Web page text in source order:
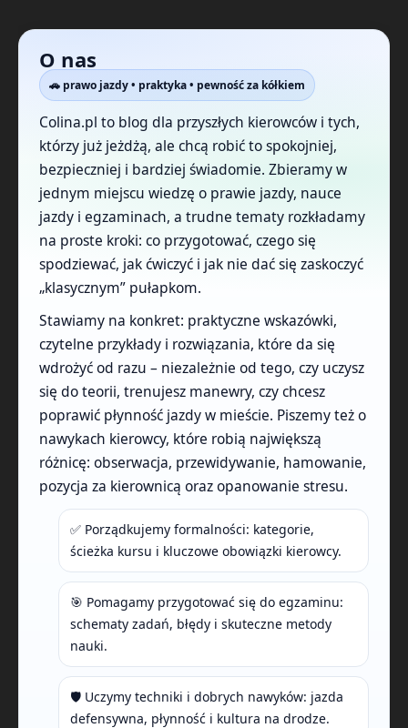
O nas
🚗 prawo jazdy • praktyka • pewność za kółkiem
Colina.pl to blog dla przyszłych kierowców i tych,
którzy już jeżdżą, ale chcą robić to spokojniej,
bezpieczniej i bardziej świadomie. Zbieramy w
jednym miejscu wiedzę o prawie jazdy, nauce
jazdy i egzaminach, a trudne tematy rozkładamy
na proste kroki: co przygotować, czego się
spodziewać, jak ćwiczyć i jak nie dać się zaskoczyć
„klasycznym” pułapkom.
Stawiamy na konkret: praktyczne wskazówki,
czytelne przykłady i rozwiązania, które da się
wdrożyć od razu – niezależnie od tego, czy uczysz
się do teorii, trenujesz manewry, czy chcesz
poprawić płynność jazdy w mieście. Piszemy też o
nawykach kierowcy, które robią największą
różnicę: obserwacja, przewidywanie, hamowanie,
pozycja za kierownicą oraz opanowanie stresu.
✅ Porządkujemy formalności: kategorie,
ścieżka kursu i kluczowe obowiązki kierowcy.
🎯 Pomagamy przygotować się do egzaminu:
schematy zadań, błędy i skuteczne metody
nauki.
🛡️ Uczymy techniki i dobrych nawyków: jazda
defensywna, płynność i kultura na drodze.